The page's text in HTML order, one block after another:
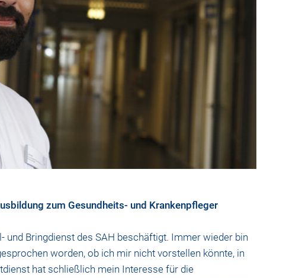
zum Gesundheits- und Krankenpfleger
und Bringdienst des SAH beschäftigt. Immer wieder bin
worden, ob ich mir nicht vorstellen könnte, in
hat schließlich mein Interesse für die